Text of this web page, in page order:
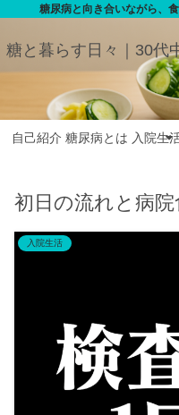
糖尿病と向き合いながら、
糖と暮らす日々｜30代
自己紹介 糖尿病とは 入院生
初日の流れと病院
入院生活